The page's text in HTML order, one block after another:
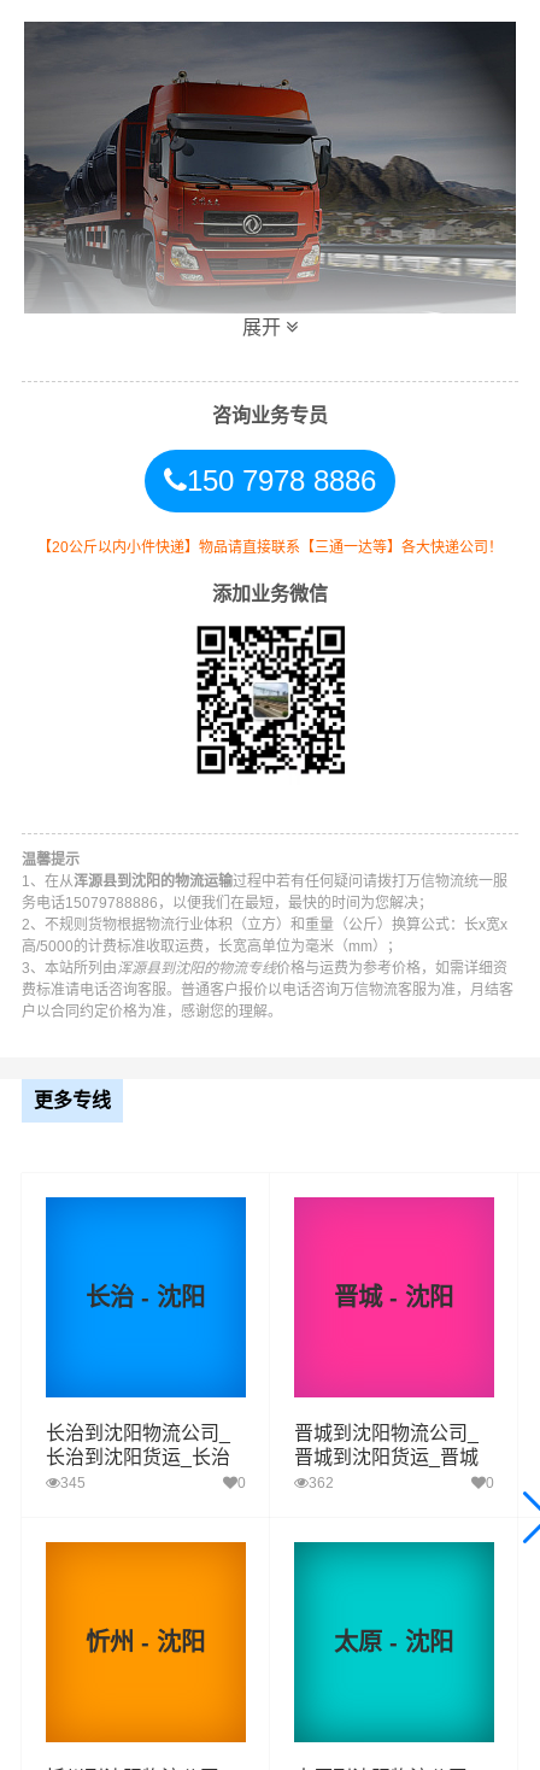
万信浑源县到沈阳专线物流运输方式
同时，为了方便广大客户从浑源县物流到沈阳的不同运输
时效和物流成本要求，万信特推出浑源县到沈阳物流
运输方式，以此来降低从广东浑源县到沈阳的物流专线运
老客户提供更加优质完善的一站式从
物流门到门运输服务！
万信浑源县到沈阳物流公司平台优势
镇等地具有优势的物流网络资源，依靠和平区,沈河区,大东
运，铁路特快运输，航空货运代理，仓储物流配送，产品
秉承优质服务的核心价值观，将一如既往地为更多的人和
企业提供到更优质的
浑源县到沈阳物流 专线运输服务。
优质
电仪
电仪
取货
南榆林乡,王庄堡镇,下韩村乡,裴村乡,西留村乡,
展开
咨询业务专员
150 7978 8886
【20公斤以内小件快递】物品请直接联系【三通一达等】各大快递公司！
添加业务微信
温馨提示
1、在从浑源县到沈阳的物流运输过程中若有任何疑问请拨打万信物流统一服
务电话15079788886，以便我们在最短，最快的时间为您解决；
2、不规则货物根据物流行业体积（立方）和重量（公斤）换算公式：长x宽x
高/5000的计费标准收取运费，长宽高单位为毫米（mm）；
3、本站所列由 浑源县到沈阳的物流专线价格与运费为参考价格，如需详细资
费标准请电话咨询客服。普通客户报价以电话咨询万信物流客服为准，月结客
户以合同约定价格为准，感谢您的理解。
更多专线
长治 - 沈阳
长治到沈阳物流公司_
长治到沈阳货运_长治
至沈阳物流专线
345 0
晋城 - 沈阳
晋城到沈阳物流公司_
晋城到沈阳货运_晋城
至沈阳物流专线
362 0
忻州 - 沈阳 太原 - 沈阳